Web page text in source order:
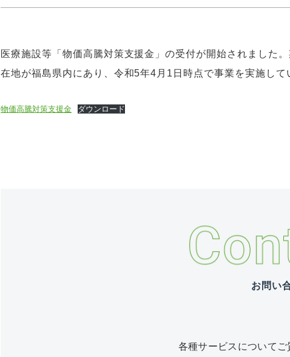
医療施設等「物価高騰対策支援金」の受付が開始されました
在地が福島県内にあり、令和5年4月1日時点で事業を実施し
物価高騰対策支援金 ダウンロード
お問い
各種サービスについて ご